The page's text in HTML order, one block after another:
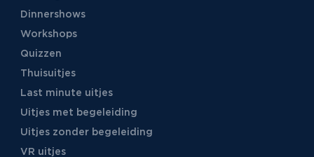
Dinnershows
Workshops
Quizzen
Thuisuitjes
Last minute uitjes
Uitjes met begeleiding
Uitjes zonder begeleiding
VR uitjes